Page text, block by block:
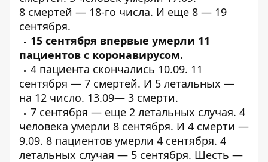
8 смертей — 18-го числа. И еще 8 — 19
сентября.
15 сентября впервые умерли 11
пациентов с коронавирусом.
4 пациента скончались 10.09. 11
сентября — 7 смертей. И 5 летальных —
на 12 число. 13.09— 3 смерти.
7 сентября — еще 2 летальных случая. 4
человека умерли 8 сентября. И 4 смерти —
9.09. 8 пациентов умерли 4 сентября. 4
летальных случая — 5 сентября. Шесть —